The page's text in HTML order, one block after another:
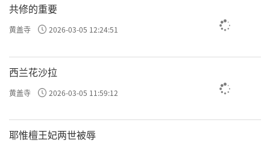
共修的重要
黄盖寺 2026-03-05 12:24:51
西兰花沙拉
黄盖寺 2026-03-05 11:59:12
耶惟檀王妃两世被辱